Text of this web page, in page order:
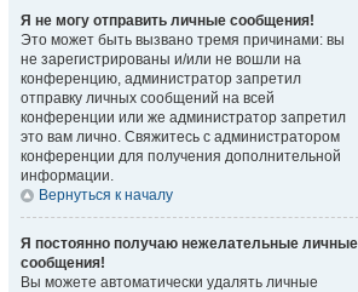
Я не могу отправить личные сообщения!
Это может быть вызвано тремя причинами: вы
не зарегистрированы и/или не вошли на
конференцию, администратор запретил
отправку личных сообщений на всей
конференции или же администратор запретил
это вам лично. Свяжитесь с администратором
конференции для получения дополнительной
информации.
Вернуться к началу
Я постоянно получаю нежелательные личные
сообщения!
Вы можете автоматически удалять личные